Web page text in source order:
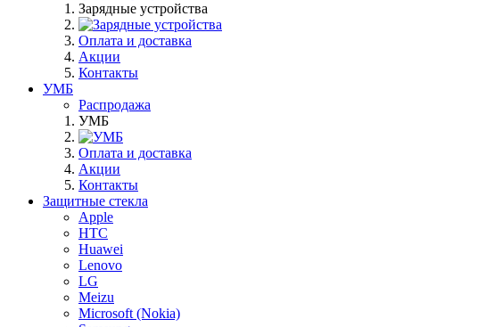
Зарядные устройства
Оплата и доставка
Акции
Контакты
УМБ
Распродажа
УМБ
Оплата и доставка
Акции
Контакты
Защитные стекла
Apple
HTC
Huawei
Lenovo
LG
Meizu
Microsoft (Nokia)